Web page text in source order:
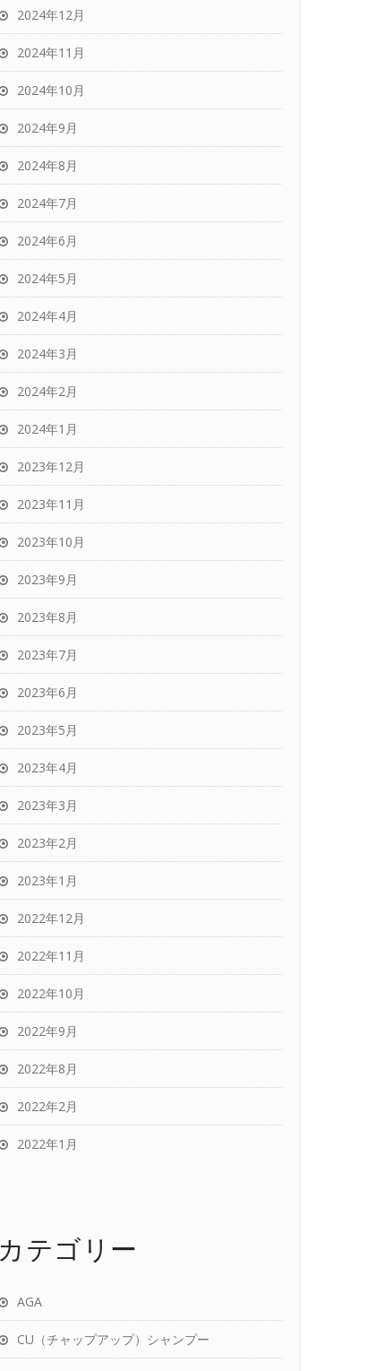
2024年12月
2024年11月
2024年10月
2024年9月
2024年8月
2024年7月
2024年6月
2024年5月
2024年4月
2024年3月
2024年2月
2024年1月
2023年12月
2023年11月
2023年10月
2023年9月
2023年8月
2023年7月
2023年6月
2023年5月
2023年4月
2023年3月
2023年2月
2023年1月
2022年12月
2022年11月
2022年10月
2022年9月
2022年8月
2022年2月
2022年1月
カテゴリー
AGA
CU（チャップアップ）シャンプー